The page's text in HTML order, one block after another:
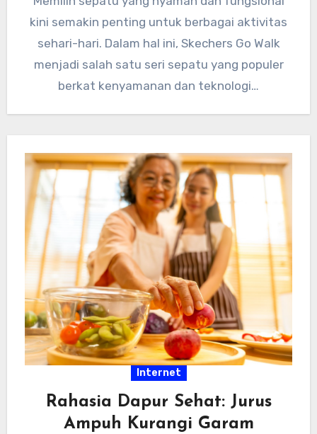
kini semakin penting untuk berbagai aktivitas
sehari-hari. Dalam hal ini, Skechers Go Walk
menjadi salah satu seri sepatu yang populer
berkat kenyamanan dan teknologi…
Internet
Rahasia Dapur Sehat: Jurus
Ampuh Kurangi Garam